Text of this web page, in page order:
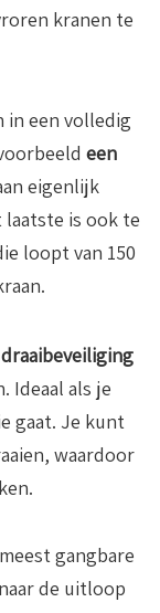
kranen te
in een volledig
een
eigenlijk
is ook te
loopt van 150
draaibeveiliging
Ideaal als je
gaat. Je kunt
waardoor
gangbare
de uitloop